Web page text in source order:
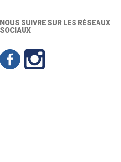
NOUS SUIVRE SUR LES RÉSEAUX
SOCIAUX